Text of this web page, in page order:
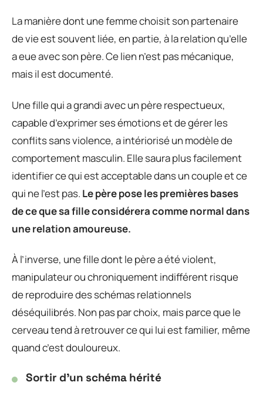
La manière dont une femme choisit son partenaire
de vie est souvent liée, en partie, à la relation qu’elle
a eue avec son père. Ce lien n’est pas mécanique,
mais il est documenté.
Une fille qui a grandi avec un père respectueux,
capable d’exprimer ses émotions et de gérer les
conflits sans violence, a intériorisé un modèle de
comportement masculin. Elle saura plus facilement
identifier ce qui est acceptable dans un couple et ce
qui ne l’est pas. Le père pose les premières bases
de ce que sa fille considérera comme normal dans
une relation amoureuse.
À l’inverse, une fille dont le père a été violent,
manipulateur ou chroniquement indifférent risque
de reproduire des schémas relationnels
déséquilibrés. Non pas par choix, mais parce que le
cerveau tend à retrouver ce qui lui est familier, même
quand c’est douloureux.
Sortir d’un schéma hérité